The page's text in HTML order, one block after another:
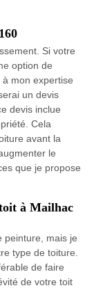
Si votre
option de
mon expertise
un devis
devis inclue
Cela
avant la
le
que je propose
à Mailhac
peinture, mais je
type de toiture.
de faire
de votre toit